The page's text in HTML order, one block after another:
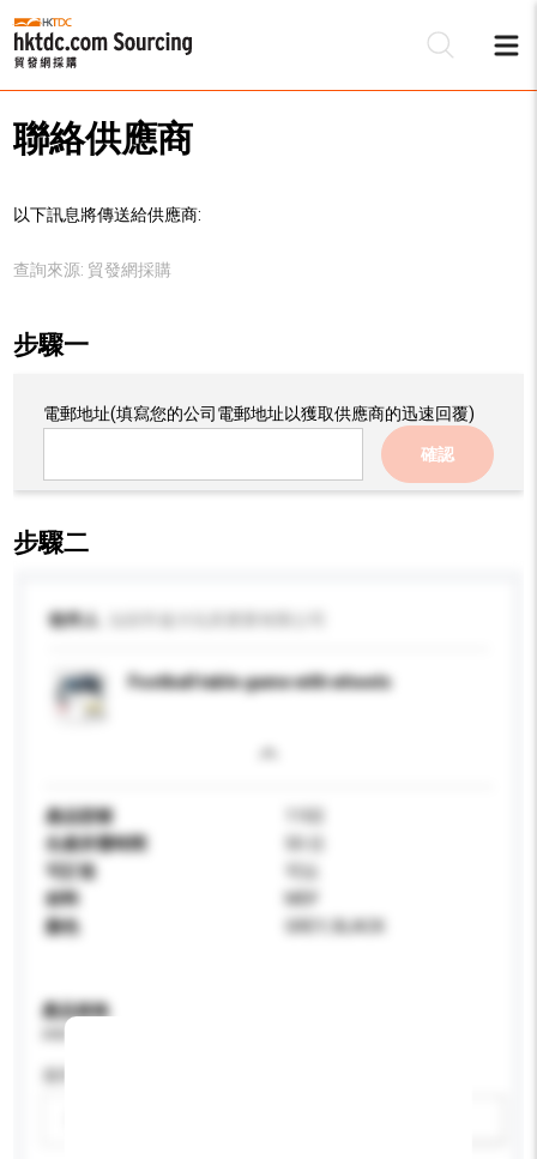
聯絡供應商
以下訊息將傳送給供應商:
查詢來源: 貿發網採購
步驟一
電郵地址(填寫您的公司電郵地址以獲取供應商的迅速回覆)
確認
步驟二
收件人
Football table game with wheels
產品型號
生產所需時間
可訂造
可以
材料
MDF
顏色
GREY, BLACK
產品規格